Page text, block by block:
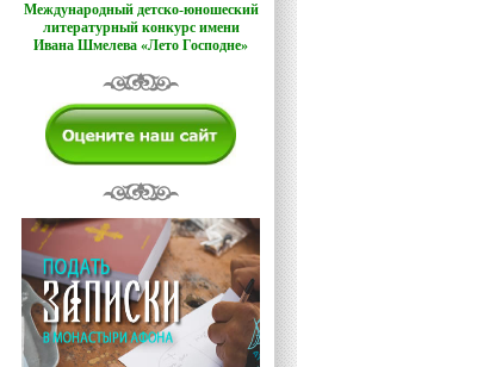
Международный детско-юношеский
литературный конкурс имени
Ивана Шмелева «Лето Господне»